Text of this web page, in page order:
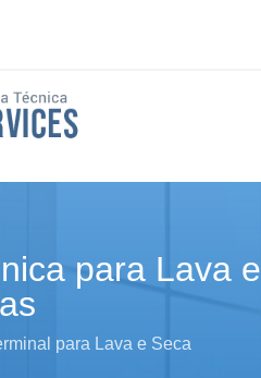
para Lava e
para Lava e Seca